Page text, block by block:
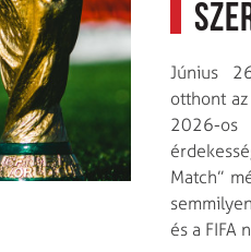
Június
otthont
2026-
Match”
és a FIFA